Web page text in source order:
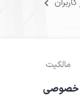
مالکیت
خصوصی